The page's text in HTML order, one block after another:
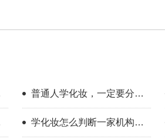
普通人学化妆，一定要分清
你的学习目标
学化妆怎么判断一家机构教